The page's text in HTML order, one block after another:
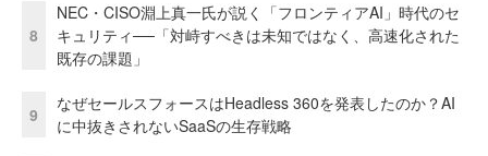
8
NEC・CISO淵上真一氏が説く「フロンティアAI」時代のセ
キュリティ──「対峙すべきは未知ではなく、高速化された
既存の課題」
9
なぜセールスフォースはHeadless 360を発表したのか？AI
に中抜きされないSaaSの生存戦略